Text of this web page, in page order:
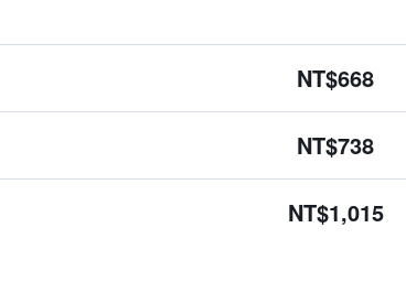
NT$668
NT$738
NT$1,015